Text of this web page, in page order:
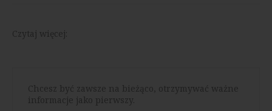
Czytaj więcej:
Chcesz być zawsze na bieżąco, otrzymywać ważne
informacje jako pierwszy.